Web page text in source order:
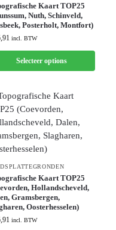
Kaart TOP25
Nuth, Schinveld,
Posterholt, Montfort)
incl. BTW
Selecteer options
Kaart TOP25
Hollandscheveld,
Gramsbergen,
Oosterhesselen)
incl. BTW